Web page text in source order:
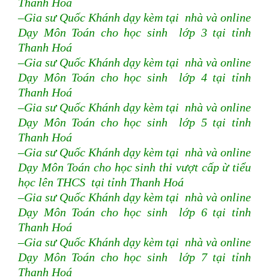
Thanh Hoá
–Gia sư Quốc Khánh dạy kèm tại nhà và online
Dạy Môn Toán cho học sinh lớp 3 tại tỉnh
Thanh Hoá
–Gia sư Quốc Khánh dạy kèm tại nhà và online
Dạy Môn Toán cho học sinh lớp 4 tại tỉnh
Thanh Hoá
–Gia sư Quốc Khánh dạy kèm tại nhà và online
Dạy Môn Toán cho học sinh lớp 5 tại tỉnh
Thanh Hoá
–Gia sư Quốc Khánh dạy kèm tại nhà và online
Dạy Môn Toán cho học sinh thi vượt cấp ừ tiểu
học lên THCS tại tỉnh Thanh Hoá
–Gia sư Quốc Khánh dạy kèm tại nhà và online
Dạy Môn Toán cho học sinh lớp 6 tại tỉnh
Thanh Hoá
–Gia sư Quốc Khánh dạy kèm tại nhà và online
Dạy Môn Toán cho học sinh lớp 7 tại tỉnh
Thanh Hoá